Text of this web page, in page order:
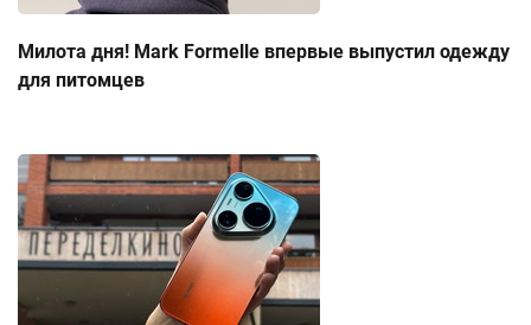
Милота дня! Mark Formelle впервые выпустил одежду
для питомцев